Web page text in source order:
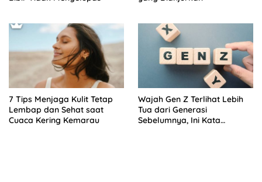
7 Tips Menjaga Kulit Tetap
Lembap dan Sehat saat
Cuaca Kering Kemarau
Wajah Gen Z Terlihat Lebih
Tua dari Generasi
Sebelumnya, Ini Kata